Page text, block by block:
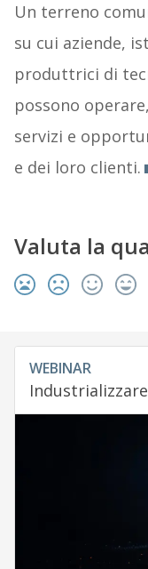
Un terreno
su cui aziende,
produttrici di
possono
servizi e
e dei loro clienti.
Valuta la
WEBINAR